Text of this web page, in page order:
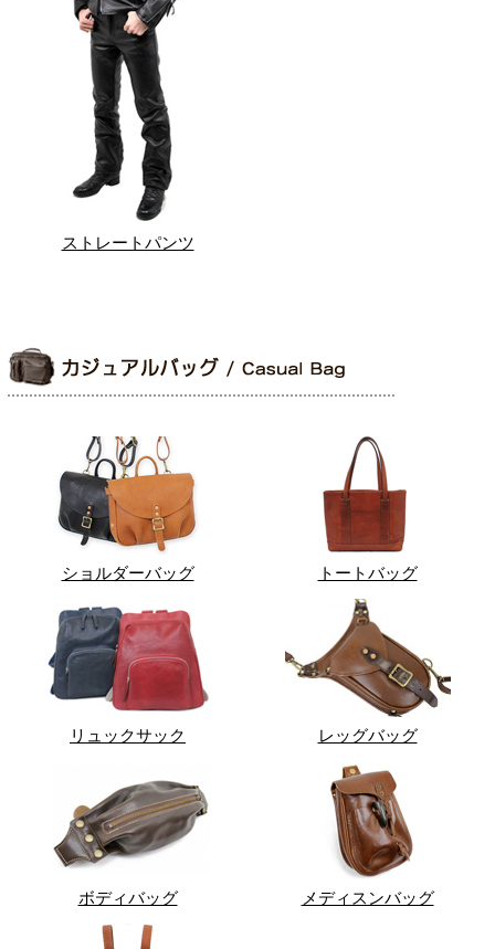
ストレートパンツ
ショルダーバッグ トートバッグ
リュックサック レッグバッグ
ボディバッグ メディスンバッグ